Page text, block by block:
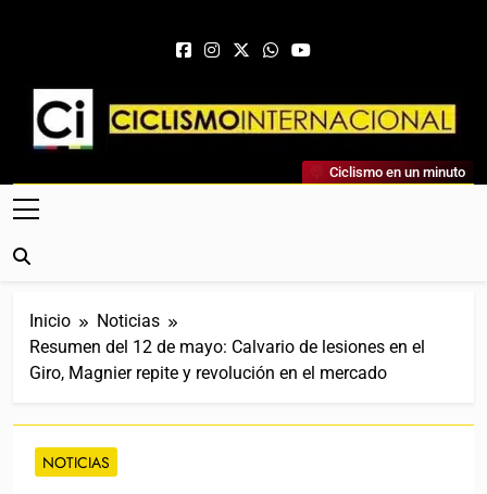
Ciclismo Internacional
Web Dedicada Al Ciclismo Mundial. Entrevistas, Análisis,
Crónicas, Previas Y Más. La Web Ciclista De Referencia.
Ciclismo en un minuto
Inicio
Noticias
Resumen del 12 de mayo: Calvario de lesiones en el
Giro, Magnier repite y revolución en el mercado
NOTICIAS